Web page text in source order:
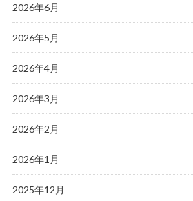
2026年6月
2026年5月
2026年4月
2026年3月
2026年2月
2026年1月
2025年12月